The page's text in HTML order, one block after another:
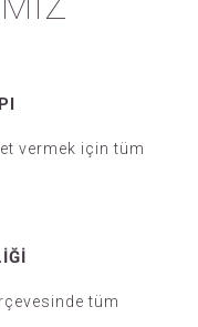
vermek için tüm
tüm